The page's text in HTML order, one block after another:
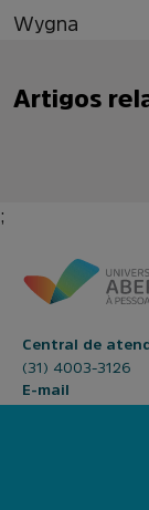
Wygna
Artigos
;
Central de
(31) 4003-3126
E-mail